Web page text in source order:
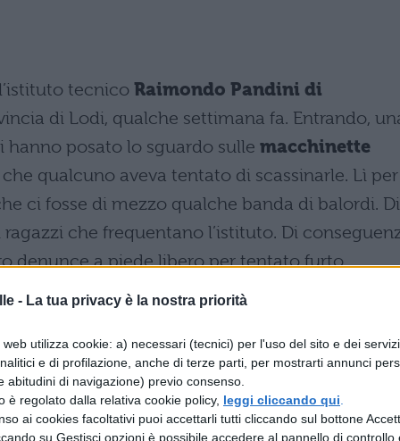
- La tua privacy è la nostra priorità
utilizza cookie: a) necessari (tecnici) per l'uso del sito e dei
e di profilazione, anche di terze parti, per mostrarti annunci
abitudini di navigazione) previo consenso.
è regolato dalla relativa cookie policy, leggi cliccando qui
ai cookies facoltativi puoi accettarli tutti cliccando sul bottone
su Gestisci opzioni è possibile accedere al pannello di controllo
tecnico Raimondo Pandini di
di Lodi, qualche settimana fa. Entrando,
posato lo sguardo sulle macchinette
qualcuno aveva tentato di scassinarle. Lì
ci fosse di mezzo qualche banda di balordi. Di
che frequentano l’istituto. Di
denunce a piede libero per tentato furto
studenti, tutti sono rimasti un po’ a bocca
“Non intendiamo rilasciare alcuna dichiarazione
autorità competenti”, è stato l’amaro
Per l’esattezza, il fattaccio è accaduto ai